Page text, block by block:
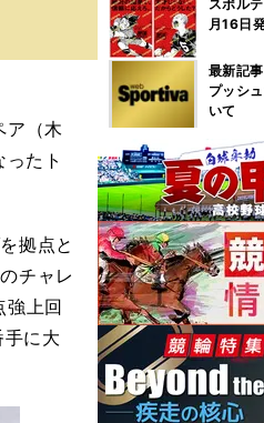
ア（木
たト
拠点と
チャレ
強上回
に大
スポル
月16日
最新記
プッシ
いて